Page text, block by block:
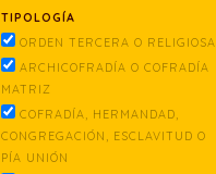
TIPOLOGÍA
ORDEN TERCERA O RELIGIOSA
ARCHICOFRADÍA O COFRADÍA
MATRIZ
COFRADÍA, HERMANDAD,
CONGREGACIÓN, ESCLAVITUD O
PÍA UNIÓN